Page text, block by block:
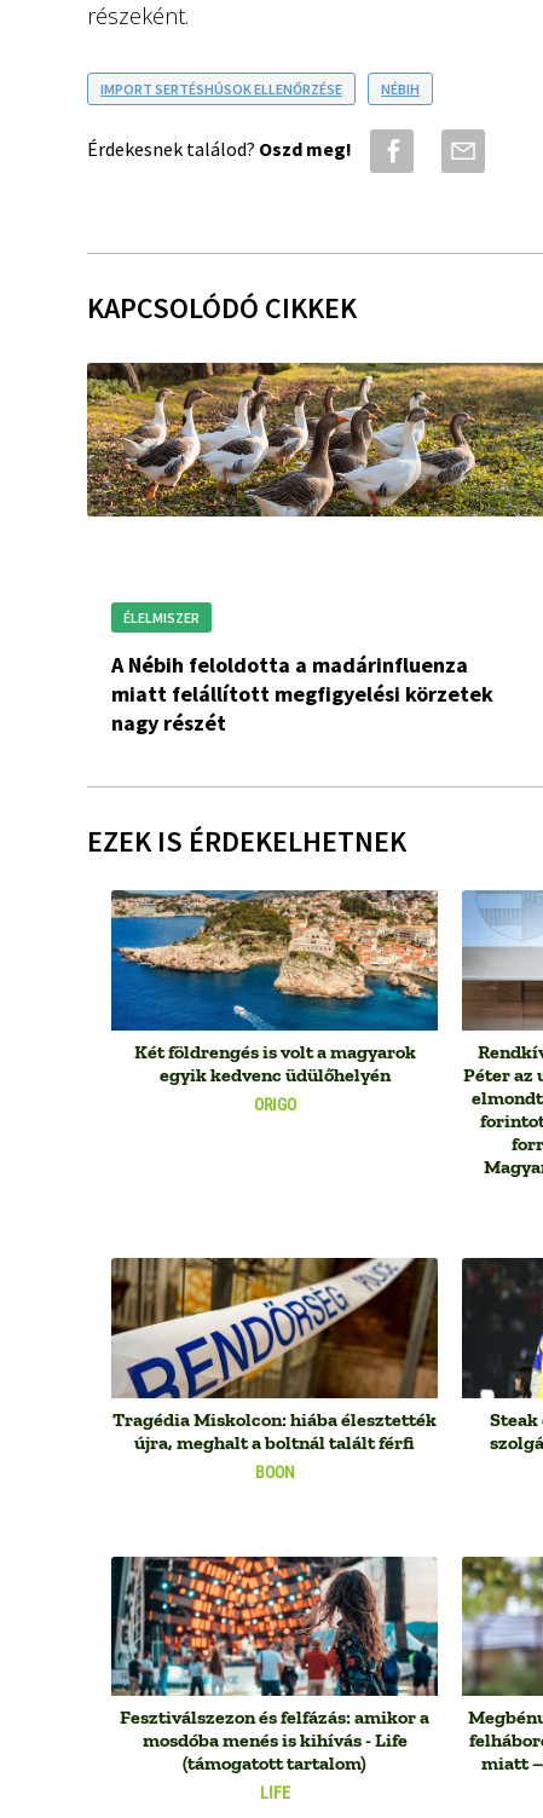
részeként.
IMPORT SERTÉSHÚSOK ELLENŐRZÉSE NÉBIH
Érdekesnek találod? Oszd meg!
KAPCSOLÓDÓ CIKKEK
ÉLELMISZER
A Nébih feloldotta a madárinfluenza
miatt felállított megfigyelési körzetek
nagy részét
EZEK IS ÉRDEKELHETNEK
ORIGO
Két földrengés is volt a magyarok
egyik kedvenc üdülőhelyén
Péter az
BOON
Tragédia Miskolcon: hiába élesztették
újra, meghalt a boltnál talált férfi
LIFE
Fesztiválszezon és felfázás: amikor a
mosdóba menés is kihívás - Life
(támogatott tartalom)
miatt